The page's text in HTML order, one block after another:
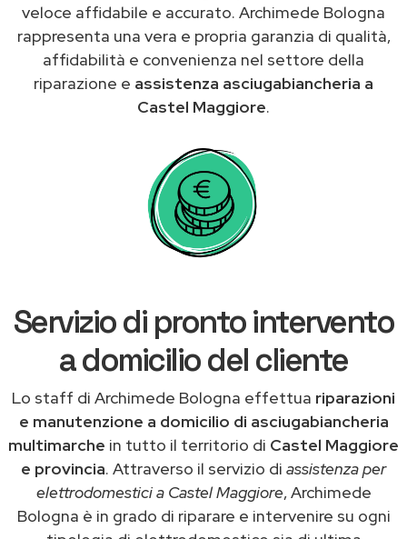
veloce affidabile e accurato. Archimede Bologna
rappresenta una vera e propria garanzia di qualità,
affidabilità e convenienza nel settore della
riparazione e assistenza asciugabiancheria a
Castel Maggiore.
Servizio di pronto intervento
a domicilio del cliente
Lo staff di Archimede Bologna effettua riparazioni
e manutenzione a domicilio di asciugabiancheria
multimarche in tutto il territorio di Castel Maggiore
e provincia. Attraverso il servizio di assistenza per
elettrodomestici a Castel Maggiore, Archimede
Bologna è in grado di riparare e intervenire su ogni